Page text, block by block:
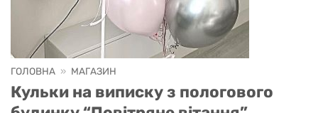
ГОЛОВНА » МАГАЗИН
Кульки на виписку з пологового